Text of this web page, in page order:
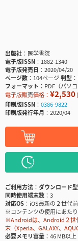
出版社
医学書院
電子版ISSN
1882-1340
電子版発売日
2020/04/20
ページ数
104ページ判型
フォーマット
PDF（パソ
電子版販売価格： ¥2,530
印刷版ISSN
0386-9822
印刷版発行年月
2020/04
ご利用方法
ダウンロード
同時使用端末数
3
対応OS
iOS最新の２世代
※コンテンツの使用にあた
※Androidは、Android２世
末（Xperia、GALAXY、
必要メモリ容量
46 MB以上